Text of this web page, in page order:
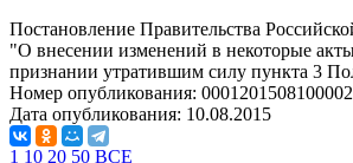
Постановление Правительства
"О внесении изменений в некоторые
признании утратившим силу пункта 3
Номер опубликования: 0001201508100002
Дата опубликования: 10.08.2015
1 10 20 50 ВСЕ